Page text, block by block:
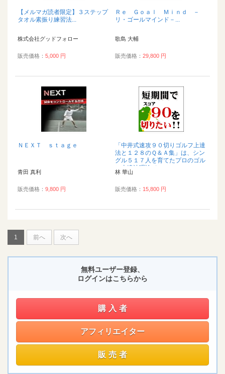
【メルマガ読者限定】３ステップ
タオル素振り練習法...
株式会社グッドフォロー
販売価格： 5,000 円
Ｒｅ Ｇｏａｌ Ｍｉｎｄ －
リ・ゴールマインド－...
歌島 大輔
販売価格： 29,800 円
ＮＥＸＴ ｓｔａｇｅ
青田 真利
販売価格： 9,800 円
「中井式速攻９０切りゴルフ上達
法と１２８のＱ＆Ａ集」は、シン
グル５１７人を育てたプロのゴル
フ上達法理論で...
林 華山
販売価格： 15,800 円
1 前へ 次へ
無料ユーザー登録、
ログインはこちらから
購入者
アフィリエイター
販売者